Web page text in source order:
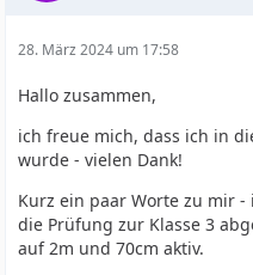
28. März 2024 um 17:58
Hallo zusammen,
ich freue mich, dass ich in
wurde - vielen Dank!
Kurz ein paar Worte zu mir
die Prüfung zur Klasse 3
auf 2m und 70cm aktiv.